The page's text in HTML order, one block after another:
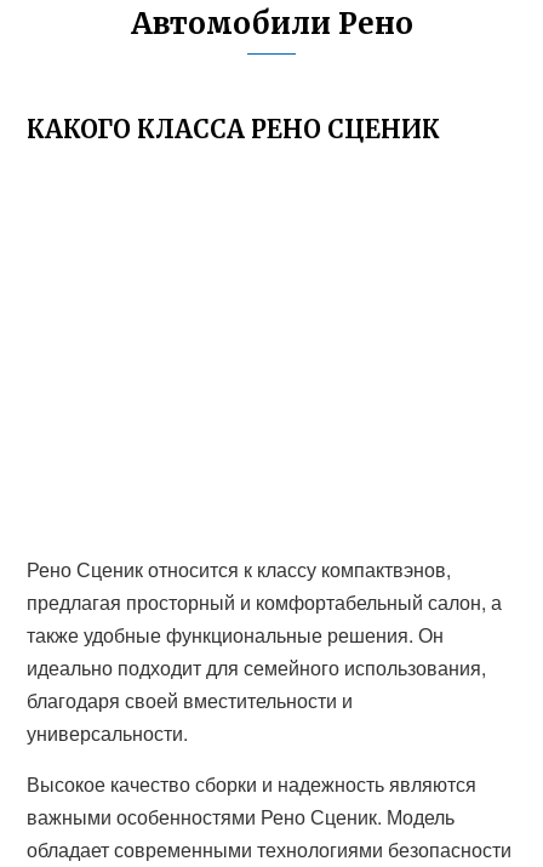
Автомобили Рено
КАКОГО КЛАССА РЕНО СЦЕНИК
Рено Сценик относится к классу компактвэнов,
предлагая просторный и комфортабельный салон, а
также удобные функциональные решения. Он
идеально подходит для семейного использования,
благодаря своей вместительности и
универсальности.
Высокое качество сборки и надежность являются
важными особенностями Рено Сценик. Модель
обладает современными технологиями безопасности